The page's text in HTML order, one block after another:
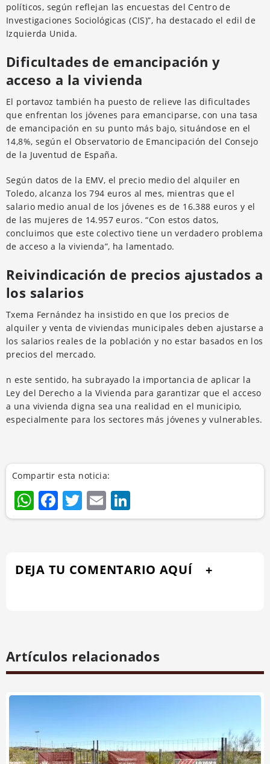
políticos, según reflejan las encuestas del Centro de
Investigaciones Sociológicas (CIS)”, ha destacado el edil de
Izquierda Unida.
Dificultades de emancipación y
acceso a la vivienda
El portavoz también ha puesto de relieve las dificultades
que enfrentan los jóvenes para emanciparse, con una tasa
de emancipación en su punto más bajo, situándose en el
14,8%, según el Observatorio de Emancipación del Consejo
de la Juventud de España.
Según datos de la EMV, el precio medio del alquiler en
Toledo, alcanza los 794 euros al mes, mientras que el
salario medio anual de los jóvenes es de 16.388 euros y el
de las mujeres de 14.957 euros. “Con estos datos,
concluimos que este colectivo tiene un verdadero problema
de acceso a la vivienda”, ha lamentado.
Reivindicación de precios ajustados a
los salarios
Txema Fernández ha insistido en que los precios de
alquiler y venta de viviendas municipales deben ajustarse a
los salarios reales de la población y no estar basados en los
precios del mercado.
n este sentido, ha subrayado la importancia de aplicar la
Ley del Derecho a la Vivienda para garantizar que el acceso
a una vivienda digna sea una realidad en el municipio,
especialmente para los sectores más jóvenes y vulnerables.
Compartir esta noticia:
WhatsApp
Facebook
Twitter
Email
DEJA TU COMENTARIO AQUÍ
Artículos relacionados